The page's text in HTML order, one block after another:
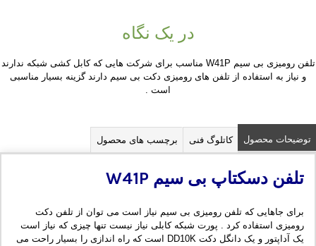
در یک نگاه
تلفن رومیزی بی سیم W41P مناسب برای شرکت هایی که کابل کشی شبکه ندارند
و نیاز به استفاده از تلفن های رومیزی دکت بی سیم دارند گزینه بسیار مناسبی
است .
توضیحات محصول کاتلوگ فنی برچسب های محصول
تلفن دسکتاپ بی سیم W41P
برای جاهایی که تلفن رومیزی بی سیم نیاز است می توان از تلفن دکت
رومیزی استفاده کرد . پورت شبکه کابلی نیاز نیست تنها چیزی که نیاز است
یک آداپتور و یک دانگل دکت DD10K است که راه اندازی را بسیار راحت می